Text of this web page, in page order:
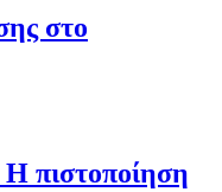
στο
πιστοποίηση